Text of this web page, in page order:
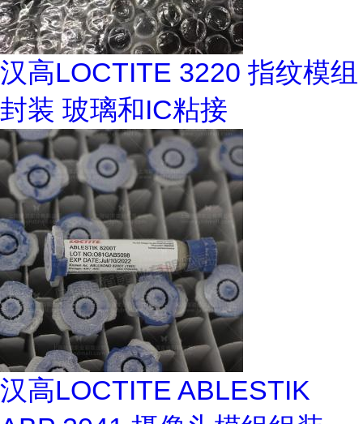
汉高LOCTITE 3220 指纹模组
封装 玻璃和IC粘接
汉高LOCTITE ABLESTIK